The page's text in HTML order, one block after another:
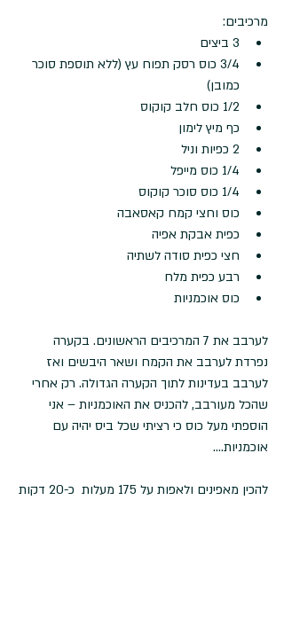
מרכיבים:
3 ביצים
3/4 כוס רסק תפוח עץ (ללא תוספת סוכר
כמובן)
1/2 כוס חלב קוקוס
כף מיץ לימון
2 כפיות וניל
1/4 כוס מייפל
1/4 כוס סוכר קוקוס
כוס וחצי קמח קאסאבה
כפית אבקת אפיה
חצי כפית סודה לשתיה
רבע כפית מלח
כוס אוכמניות
לערבב את 7 המרכיבים הראשונים. בקערה
נפרדת לערבב את הקמח ושאר היבשים ואז
לערבב בעדינות לתוך הקערה הגדולה. רק אחרי
שהכל מעורבב, להכניס את האוכמניות – אני
הוספתי מעל כוס כי רציתי שכל ביס יהיה עם
אוכמניות....
להכין מאפינים ולאפות על 175 מעלות  כ-20 דקות